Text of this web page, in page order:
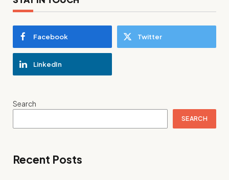
Facebook Twitter
LinkedIn
Search
SEARCH
Recent Posts